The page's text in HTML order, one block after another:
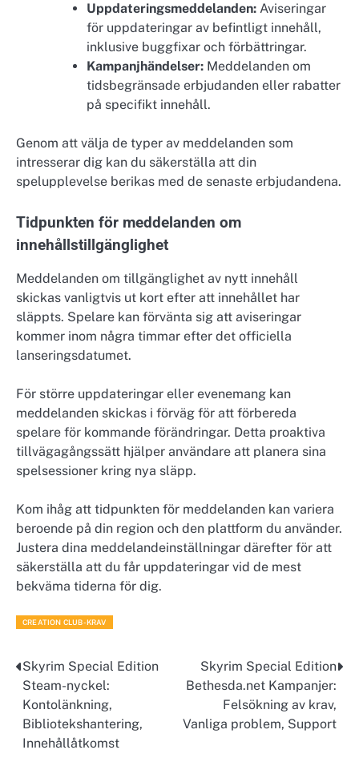
Uppdateringsmeddelanden: Aviseringar
för uppdateringar av befintligt innehåll,
inklusive buggfixar och förbättringar.
Kampanjhändelser: Meddelanden om
tidsbegränsade erbjudanden eller rabatter
på specifikt innehåll.
Genom att välja de typer av meddelanden som
intresserar dig kan du säkerställa att din
spelupplevelse berikas med de senaste erbjudandena.
Tidpunkten för meddelanden om
innehållstillgänglighet
Meddelanden om tillgänglighet av nytt innehåll
skickas vanligtvis ut kort efter att innehållet har
släppts. Spelare kan förvänta sig att aviseringar
kommer inom några timmar efter det officiella
lanseringsdatumet.
För större uppdateringar eller evenemang kan
meddelanden skickas i förväg för att förbereda
spelare för kommande förändringar. Detta proaktiva
tillvägagångssätt hjälper användare att planera sina
spelsessioner kring nya släpp.
Kom ihåg att tidpunkten för meddelanden kan variera
beroende på din region och den plattform du använder.
Justera dina meddelandeinställningar därefter för att
säkerställa att du får uppdateringar vid de mest
bekväma tiderna för dig.
CREATION CLUB-KRAV
Post
navigation
Skyrim Special Edition
Steam-nyckel:
Kontolänkning,
Bibliotekshantering,
Innehållåtkomst
Skyrim Special Edition
Bethesda.net Kampanjer:
Felsökning av krav,
Vanliga problem, Support